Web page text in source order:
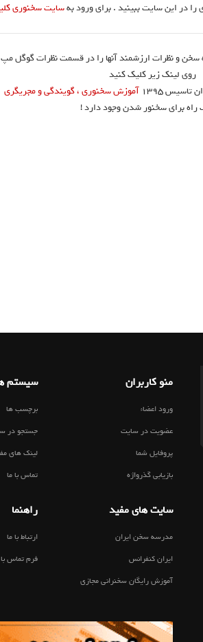
در این سایت ببینید . برای ورود بهسایت سخنوری
و نظرات ارزشمند آنها را در قسمت نظرات گوگل مپ
روی لینک زیر کلیک کنید
۱۳۹۵
آموزش سخنوری ، گویندگی و مجریگری
راه برای سخنور شدن وجود دارد !
منو کاربران
ورود اعضاء
عضویت در سایت
پروفایل شما
بازیابی گذرواژه
سایت های مفید
مدرسه سخن ایران
ایران کنفرانس
آموزش رایگان سخنرانی مجازی
سیستم
برچسب ها
جستجو در
لینک های
تماس با ما
راهنما
ارتباط با ما
فرم تماس